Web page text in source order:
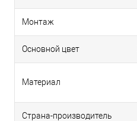
Монтаж
Основной цвет
Материал
Страна-производитель